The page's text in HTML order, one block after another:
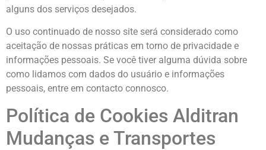
alguns dos serviços desejados.
O uso continuado de nosso site será considerado como
aceitação de nossas práticas em torno de privacidade e
informações pessoais. Se você tiver alguma dúvida sobre
como lidamos com dados do usuário e informações
pessoais, entre em contacto connosco.
Política de Cookies Alditran
Mudanças e Transportes